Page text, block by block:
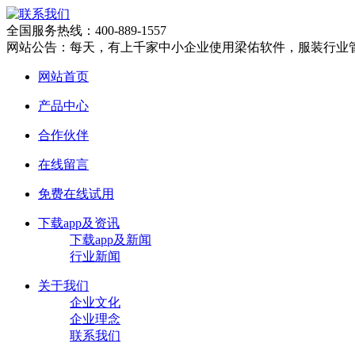
全国服务热线：400-889-1557
网站公告：每天，有上千家中小企业使用梁佑软件，服装行业
网站首页
产品中心
合作伙伴
在线留言
免费在线试用
下载app及资讯
下载app及新闻
行业新闻
关于我们
企业文化
企业理念
联系我们